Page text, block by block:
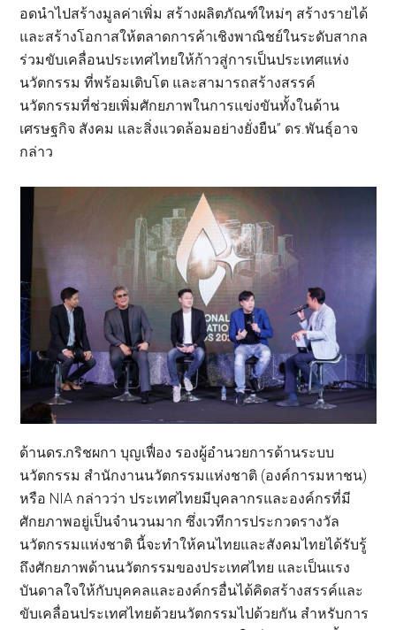
อดนำไปสร้างมูลค่าเพิ่ม สร้างผลิตภัณฑ์ใหม่ๆ สร้างรายได้
และสร้างโอกาสให้ตลาดการค้าเชิงพาณิชย์ในระดับสากล
ร่วมขับเคลื่อนประเทศไทยให้ก้าวสู่การเป็นประเทศแห่ง
นวัตกรรม ที่พร้อมเติบโต และสามารถสร้างสรรค์
นวัตกรรมที่ช่วยเพิ่มศักยภาพในการแข่งขันทั้งในด้าน
เศรษฐกิจ สังคม และสิ่งแวดล้อมอย่างยั่งยืน” ดร.พันธุ์อาจ
กล่าว
ด้านดร.กริชผกา บุญเฟื่อง รองผู้อำนวยการด้านระบบ
นวัตกรรม สำนักงานนวัตกรรมแห่งชาติ (องค์การมหาชน)
หรือ NIA กล่าวว่า ประเทศไทยมีบุคลากรและองค์กรที่มี
ศักยภาพอยู่เป็นจำนวนมาก ซึ่งเวทีการประกวดรางวัล
นวัตกรรมแห่งชาติ นี้จะทำให้คนไทยและสังคมไทยได้รับรู้
ถึงศักยภาพด้านนวัตกรรมของประเทศไทย และเป็นแรง
บันดาลใจให้กับบุคคลและองค์กรอื่นได้คิดสร้างสรรค์และ
ขับเคลื่อนประเทศไทยด้วยนวัตกรรมไปด้วยกัน สำหรับการ